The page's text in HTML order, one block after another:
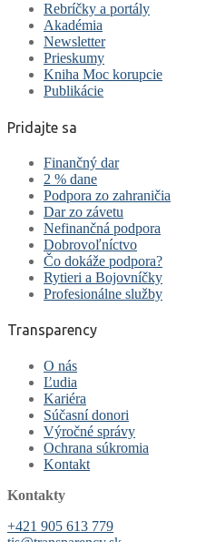
Rebríčky a portály
Akadémia
Newsletter
Prieskumy
Kniha Moc korupcie
Publikácie
Pridajte sa
Finančný dar
2 % dane
Podpora zo zahraničia
Dar zo závetu
Nefinančná podpora
Dobrovoľníctvo
Čo dokáže podpora?
Rytieri a Bojovníčky
Profesionálne služby
Transparency
O nás
Ľudia
Kariéra
Súčasní donori
Výročné správy
Ochrana súkromia
Kontakt
Kontakty
+421 905 613 779